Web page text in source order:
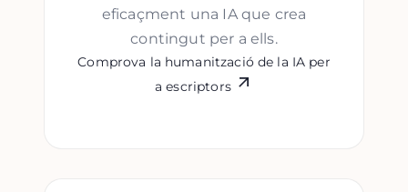
eficaçment una IA que crea
contingut per a ells.
Comprova la humanització de la IA per
a escriptors